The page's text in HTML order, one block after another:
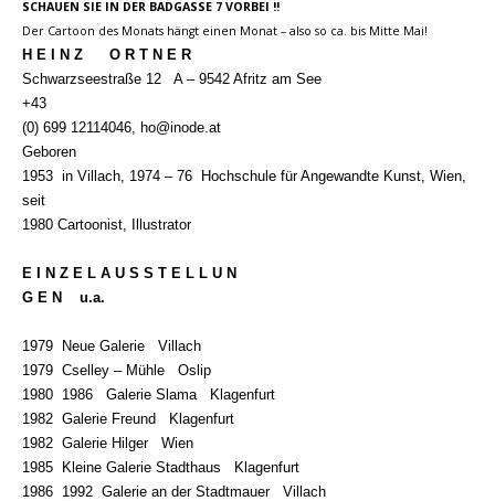
SCHAUEN SIE IN DER BADGASSE 7 VORBEI !!
Der Cartoon des Monats hängt einen Monat – also so ca. bis Mitte Mai!
H E I N Z
O R T N E R
Schwarzseestraße 12
A – 9542 Afritz am See
+43
(0) 699 12114046, ho@inode.at
Geboren
1953 in Villach, 1974 – 76
Hochschule für Angewandte Kunst, Wien,
seit
1980 Cartoonist, Illustrator
E I N Z E L A U S S T E L L U N
G E N
u.a.
1979 Neue Galerie
Villach
1979 Cselley – Mühle
Oslip
1980 1986 Galerie Slama
Klagenfurt
1982 Galerie Freund
Klagenfurt
1982 Galerie Hilger
Wien
1985
Kleine Galerie Stadthaus
Klagenfurt
1986 1992 Galerie an der Stadtmauer
Villach